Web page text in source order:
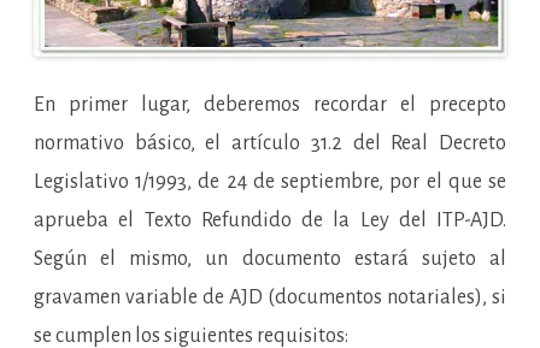
En primer lugar, deberemos recordar el precepto
normativo básico, el artículo 31.2 del Real Decreto
Legislativo 1/1993, de 24 de septiembre, por el que se
aprueba el Texto Refundido de la Ley del ITP-AJD.
Según el mismo, un documento estará sujeto al
gravamen variable de AJD (documentos notariales), si
se cumplen los siguientes requisitos: